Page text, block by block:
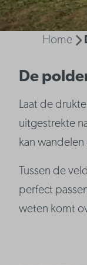
Home
De
Laat de
uitgestrekte
kan
Tussen de
perfect
weten komt